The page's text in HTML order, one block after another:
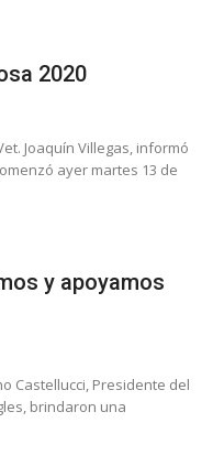
2020
Joaquín Villegas, informó
ayer martes 13 de
y apoyamos
Castellucci, Presidente del
brindaron una